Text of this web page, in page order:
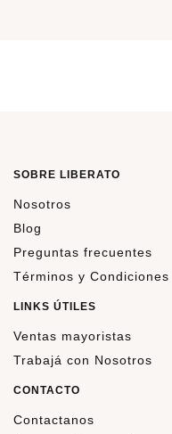
SOBRE LIBERATO
Nosotros
Blog
Preguntas frecuentes
Términos y Condiciones
LINKS ÚTILES
Ventas mayoristas
Trabajá con Nosotros
CONTACTO
Contactanos